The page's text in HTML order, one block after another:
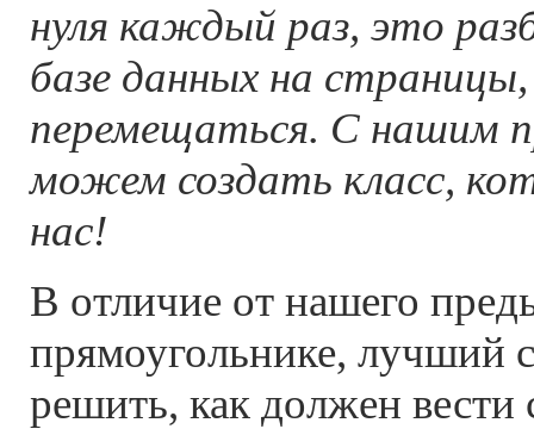
нуля каждый раз, это
базе данных на
перемещаться. С нашим
можем создать класс,
нас!
В отличие от нашего
прямоугольнике, лучший
решить, как должен вести